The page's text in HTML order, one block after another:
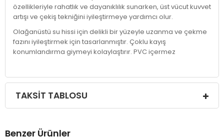
özellikleriyle rahatlık ve dayanıklılık sunarken, üst vücut kuvvet
artışı ve çekiş tekniğini iyileştirmeye yardımcı olur.
Olağanüstü su hissi için delikli bir yüzeyle uzanma ve çekme
fazını iyileştirmek için tasarlanmıştır. Çoklu kayış
konumlandırma giymeyi kolaylaştırır. PVC içermez
TAKSIT TABLOSU
Benzer Ürünler